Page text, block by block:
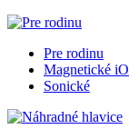
Pre rodinu
Magnetické iO
Sonické